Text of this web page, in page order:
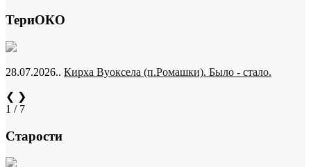
ТериОКО
28.07.2026.. Кирха Вуоксела (п.Ромашки). Было - стало.
❮ ❯
1 / 7
Старости